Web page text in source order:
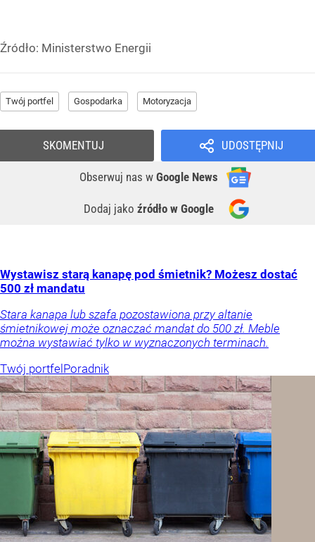
Źródło: Ministerstwo Energii
Twój portfel Gospodarka Motoryzacja
UDOSTĘPNIJ
Obserwuj nas w Google News
Dodaj jako źródło w Google
SKOMENTUJ
Wystawisz starą kanapę pod śmietnik? Możesz dostać
500 zł mandatu
Stara kanapa lub szafa pozostawiona przy altanie
śmietnikowej może oznaczać mandat do 500 zł. Meble
można wystawiać tylko w wyznaczonych terminach.
Twój portfelPoradnik